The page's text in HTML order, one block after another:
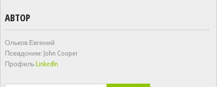
АВТОР
Ольков Евгений
Псевдоним: John Cooper
ПрофильLinkedIn